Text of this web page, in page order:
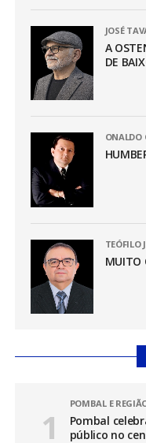
JOSÉ
A
DE
ONALDO
TEÓFILO
MUITO
POMBAL E
Pombal
público no